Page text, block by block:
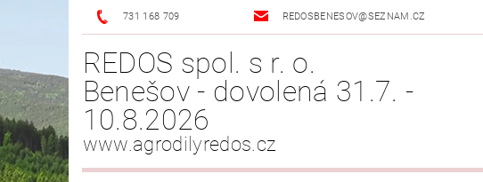
731 168 709 REDOSBENESOV@SEZNAM.CZ
REDOS spol. s r. o.
Benešov - dovolená 31.7. -
10.8.2026
www.agrodilyredos.cz